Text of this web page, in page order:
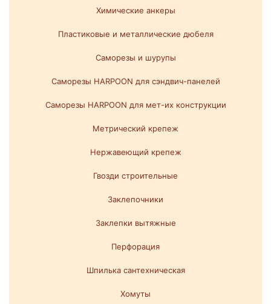
Химические анкеры
Пластиковые и металлические дюбеля
Саморезы и шурупы
Саморезы HARPOON для сэндвич-панелей
Саморезы HARPOON для мет-их конструкции
Метрический крепеж
Нержавеющий крепеж
Гвозди строительные
Заклепочники
Заклепки вытяжные
Перфорация
Шпилька сантехническая
Хомуты